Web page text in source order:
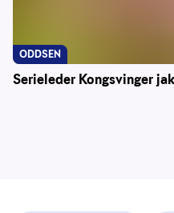
Serieleder Kongsvinger
ODDSEN